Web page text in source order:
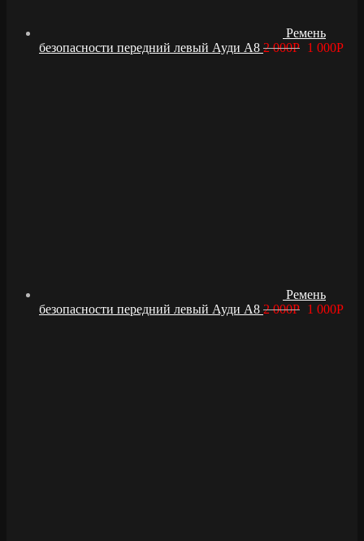
Ремень
безопасности передний левый Ауди А8 2 000Р 1 000Р
Ремень
безопасности передний левый Ауди А8 2 000Р 1 000Р